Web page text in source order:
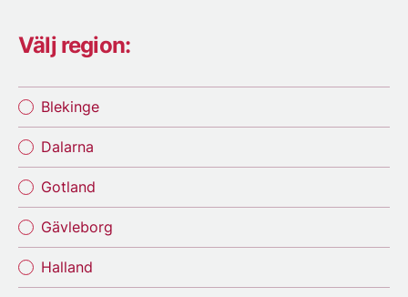
Välj region:
Blekinge
Dalarna
Gotland
Gävleborg
Halland